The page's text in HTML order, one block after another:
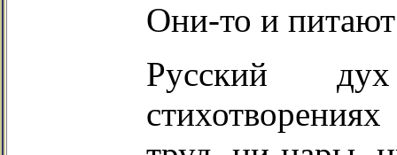
Они-то и
Русский